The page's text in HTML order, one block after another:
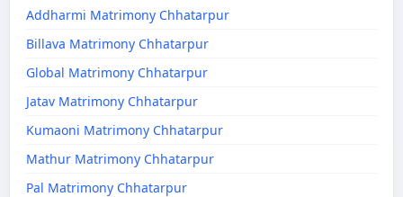
Addharmi Matrimony Chhatarpur
Billava Matrimony Chhatarpur
Global Matrimony Chhatarpur
Jatav Matrimony Chhatarpur
Kumaoni Matrimony Chhatarpur
Mathur Matrimony Chhatarpur
Pal Matrimony Chhatarpur